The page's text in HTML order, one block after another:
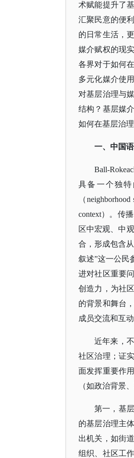
术赋能提升了
汇聚民意的便
的日常生活，
媒介赋权的现
各界对于如何
多元化媒介使
对基层治理与
结构？基层媒
如何在基层治
一、 中国
Ball-
具备一个独
（
context）。传
区中宏观、中
合，形成包含
叙述”这一公民
进对社区重要
创造力，为社
的背景和舞台
成员交流和互
近年来，
社区治理；证
面发挥重要作
（如政治背景
第一，基
的基层治理主
出机关，如街
组织、社区工